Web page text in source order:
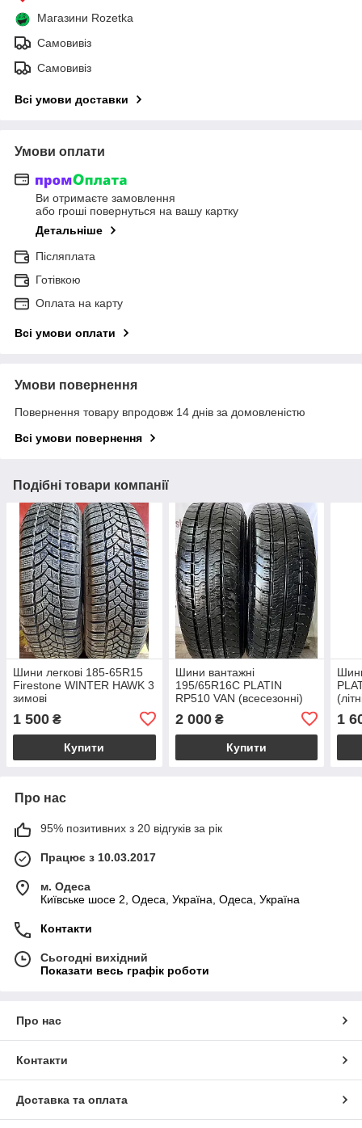
Магазини Rozetka
Самовивіз
Самовивіз
Всі умови доставки
Умови оплати
Ви отримаєте замовлення
або гроші повернуться на вашу картку
Детальніше
Післяплата
Готівкою
Оплата на карту
Всі умови оплати
Умови повернення
Повернення товару впродовж 14 днів за домовленістю
Всі умови повернення
Подібні товари компанії
Шини легкові 185-65R15
Firestone WINTER HAWK 3
зимові
1 500 ₴
Купити
Шини вантажні
195/65R16C PLATIN
RP510 VAN (всесезонні)
2 000₴
Купити
1
Про нас
95% позитивних з 20 відгуків за рік
Працює з 10.03.2017
м. Одеса
Київське шосе 2, Одеса, Україна, Одеса, Україна
Контакти
Сьогодні вихідний
Показати весь графік роботи
Про нас
Контакти
Доставка та оплата